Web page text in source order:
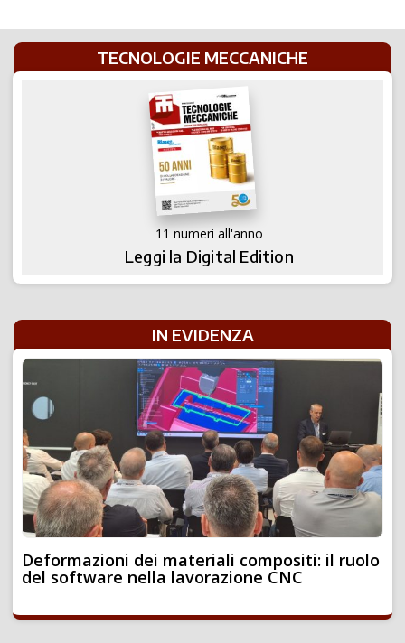
TECNOLOGIE MECCANICHE
11 numeri all'anno
Leggi la Digital Edition
IN EVIDENZA
Deformazioni dei materiali compositi: il ruolo
del software nella lavorazione CNC